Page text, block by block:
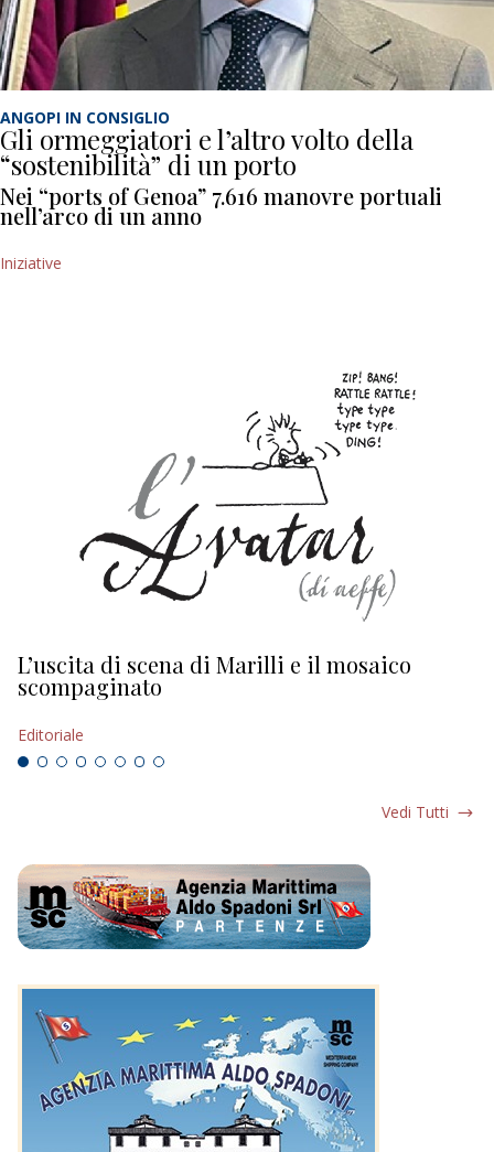
ANGOPI IN CONSIGLIO
Gli ormeggiatori e l’altro volto della
“sostenibilità” di un porto
Nei “ports of Genoa” 7.616 manovre portuali
nell’arco di un anno
Iniziative
L’uscita di scena di Marilli e il mosaico
scompaginato
Editoriale
Vedi Tutti